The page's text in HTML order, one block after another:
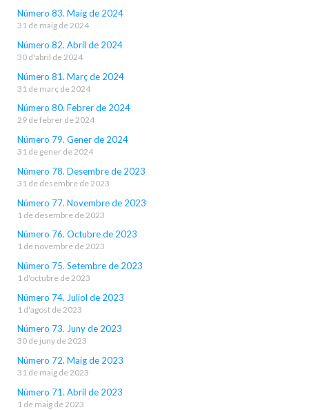
Número 83. Maig de 2024
31 de maig de 2024
Número 82. Abril de 2024
30 d'abril de 2024
Número 81. Març de 2024
31 de març de 2024
Número 80. Febrer de 2024
29 de febrer de 2024
Número 79. Gener de 2024
31 de gener de 2024
Número 78. Desembre de 2023
31 de desembre de 2023
Número 77. Novembre de 2023
1 de desembre de 2023
Número 76. Octubre de 2023
1 de novembre de 2023
Número 75. Setembre de 2023
1 d'octubre de 2023
Número 74. Juliol de 2023
1 d'agost de 2023
Número 73. Juny de 2023
30 de juny de 2023
Número 72. Maig de 2023
31 de maig de 2023
Número 71. Abril de 2023
1 de maig de 2023